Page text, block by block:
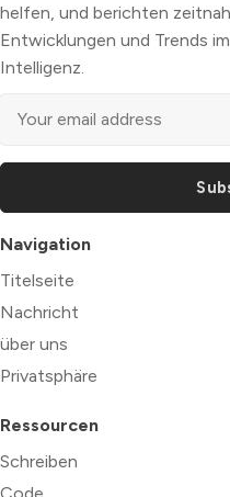
helfen, und berichten
Entwicklungen und Trends
Intelligenz.
Navigation
Titelseite
Nachricht
über uns
Privatsphäre
Ressourcen
Schreiben